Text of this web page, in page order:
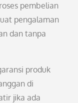
pembelian
pengalaman
dan tanpa
produk
di
jika ada